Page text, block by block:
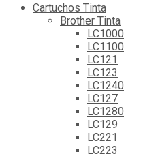
Cartuchos Tinta
Brother Tinta
LC1000
LC1100
LC121
LC123
LC1240
LC127
LC1280
LC129
LC221
LC223